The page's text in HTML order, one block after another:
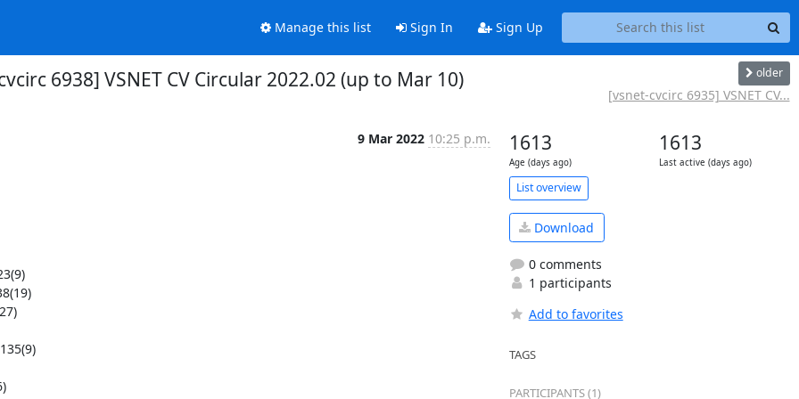
Manage this list Sign In Sign Up
6938] VSNET CV Circular 2022.02 (up to Mar 10) older
[vsnet-cvcirc 6935] VSNET CV...
9 Mar 2022 10:25 p.m. 1613
Age (days ago)
1613
Last active (days ago)
List overview
Download
0 comments
1 participants
Add to favorites
TAGS
PARTICIPANTS (1)